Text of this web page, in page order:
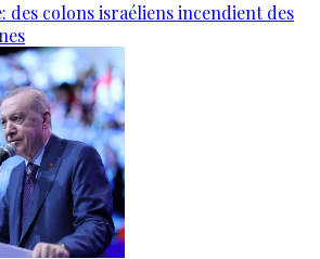
des colons israéliens incendient des